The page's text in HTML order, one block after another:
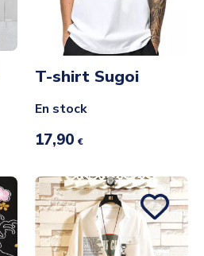
T-shirt Sugoi
En stock
17,90 €